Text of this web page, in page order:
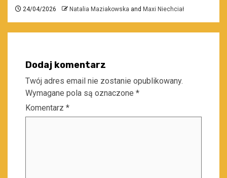
24/04/2026 Natalia Maziakowska and Maxi Niechciał
Dodaj komentarz
Twój adres email nie zostanie opublikowany.
Wymagane pola są oznaczone *
Komentarz *